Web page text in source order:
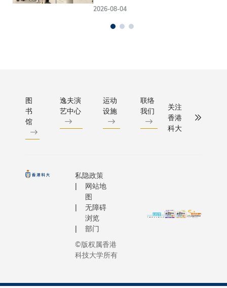
2026-08-04
图
书
馆
逸夫演
艺中心
运动
设施
联络
我们
关注
香港
科大
私隐政策
网站地
图
无障碍
浏览
部门
©版权属香港
科技大学所有